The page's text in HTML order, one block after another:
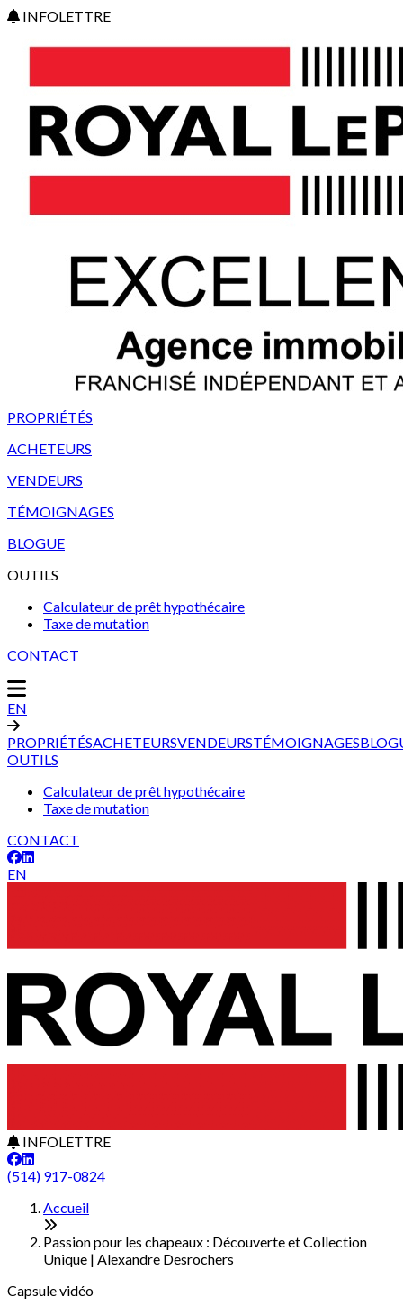
INFOLETTRE
PROPRIÉTÉS
ACHETEURS
VENDEURS
TÉMOIGNAGES
BLOGUE
OUTILS
Calculateur de prêt hypothécaire
Taxe de mutation
CONTACT
EN
PROPRIÉTÉSACHETEURSVENDEURSTÉMOIGNAGES
OUTILS
Calculateur de prêt hypothécaire
Taxe de mutation
CONTACT
EN
INFOLETTRE
(514) 917-0824
Accueil
Passion pour les chapeaux : Découverte et Collection
Unique | Alexandre Desrochers
Capsule vidéo